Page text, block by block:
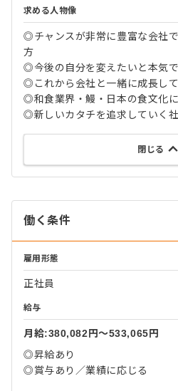
求める人物像
◎チャンスが非常に豊富な会社
方
◎今後の自分を変えたいと本気
◎これから会社と一緒に成長し
◎和食業界・鰻・日本の食文化
◎新しいカタチを追求していく
閉じる
働く条件
雇用形態
正社員
給与
月給:380,082円〜533,065円
◎昇給あり
◎賞与あり／業績に応じる